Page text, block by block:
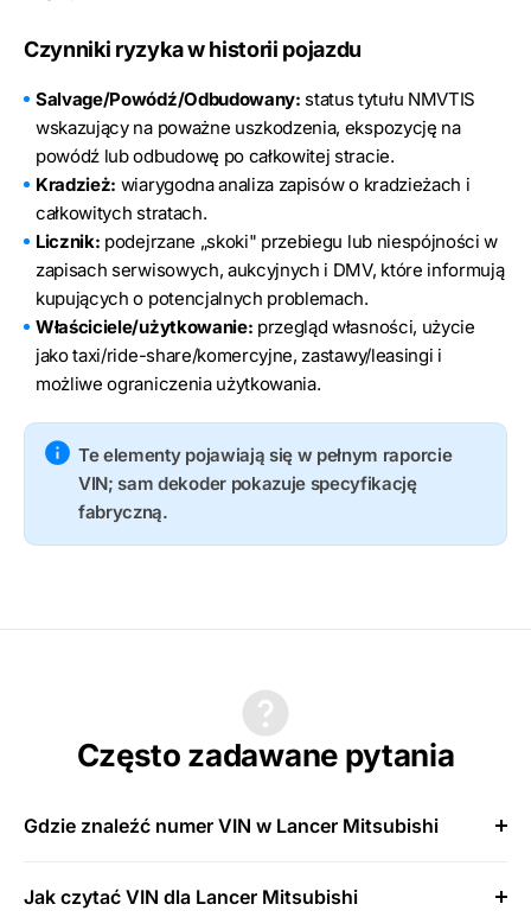
Czynniki ryzyka w historii pojazdu
Salvage/Powódź/Odbudowany: status tytułu NMVTIS
wskazujący na poważne uszkodzenia, ekspozycję na
powódź lub odbudowę po całkowitej stracie.
Kradzież: wiarygodna analiza zapisów o kradzieżach i
całkowitych stratach.
Licznik: podejrzane „skoki" przebiegu lub niespójności w
zapisach serwisowych, aukcyjnych i DMV, które informują
kupujących o potencjalnych problemach.
Właściciele/użytkowanie: przegląd własności, użycie
jako taxi/ride-share/komercyjne, zastawy/leasingi i
możliwe ograniczenia użytkowania.
Te elementy pojawiają się w pełnym raporcie
VIN; sam dekoder pokazuje specyfikację
fabryczną.
Często zadawane pytania
Gdzie znaleźć numer VIN w Lancer Mitsubishi
Jak czytać VIN dla Lancer Mitsubishi